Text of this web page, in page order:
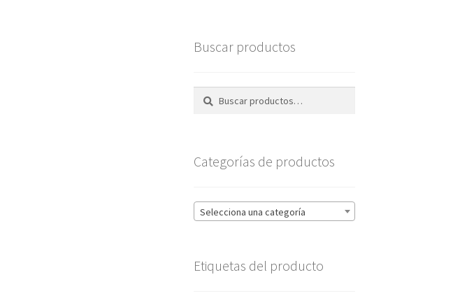
Buscar productos
Buscar
Buscar
Categorías de productos
Selecciona una categoría
Etiquetas del producto